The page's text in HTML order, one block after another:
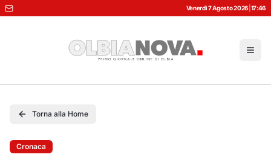
Venerdì 7 Agosto 2026 17:46
Torna alla Home
Cronaca